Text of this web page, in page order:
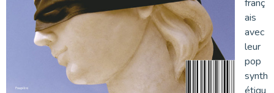
franç
ais
avec
leur
pop
synth